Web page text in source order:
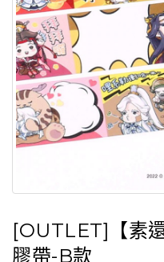
[OUTLET]【素
膠帶-B款